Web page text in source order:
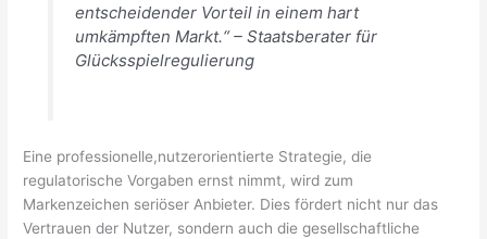
entscheidender Vorteil in einem hart
umkämpften Markt.“ – Staatsberater für
Glücksspielregulierung
Eine professionelle,nutzerorientierte Strategie, die
regulatorische Vorgaben ernst nimmt, wird zum
Markenzeichen seriöser Anbieter. Dies fördert nicht nur das
Vertrauen der Nutzer, sondern auch die gesellschaftliche